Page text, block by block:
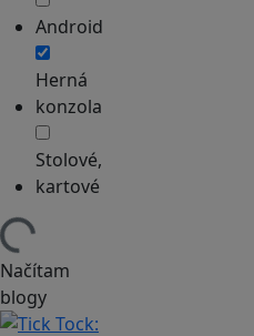
Android
Herná
konzola
Stolové,
kartové
Načítam
blogy